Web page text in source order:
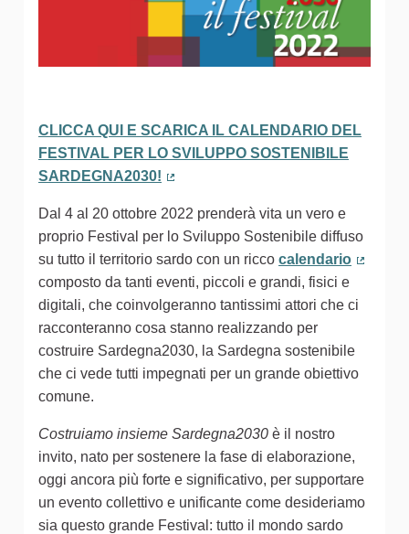
CLICCA QUI E SCARICA IL CALENDARIO DEL
FESTIVAL PER LO SVILUPPO SOSTENIBILE
SARDEGNA2030!
Dal 4 al 20 ottobre 2022 prenderà vita un vero e
proprio Festival per lo Sviluppo Sostenibile diffuso
su tutto il territorio sardo con un ricco calendario
composto da tanti eventi, piccoli e grandi, fisici e
digitali, che coinvolgeranno tantissimi attori che ci
racconteranno cosa stanno realizzando per
costruire Sardegna2030, la Sardegna sostenibile
che ci vede tutti impegnati per un grande obiettivo
comune.
Costruiamo insieme Sardegna2030 è il nostro
invito, nato per sostenere la fase di elaborazione,
oggi ancora più forte e significativo, per supportare
un evento collettivo e unificante come desideriamo
sia questo grande Festival: tutto il mondo sardo